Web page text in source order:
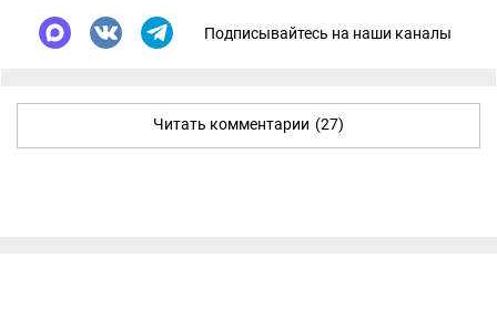
Подписывайтесь на наши каналы
Читать комментарии (27)